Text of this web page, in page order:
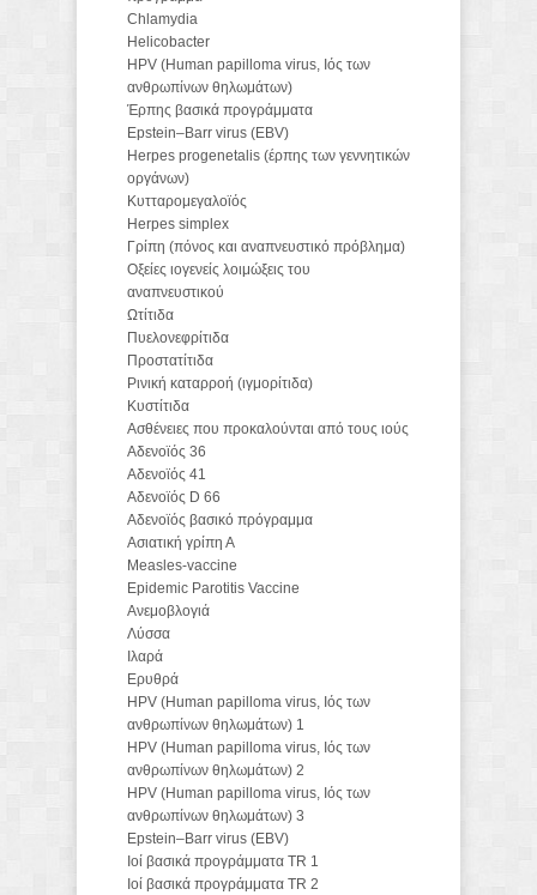
Chlamydia
Helicobacter
HPV (Human papilloma virus, Ιός των
ανθρωπίνων θηλωμάτων)
Έρπης βασικά προγράμματα
Epstein–Barr virus (EBV)
Herpes progenetalis (έρπης των γεννητικών
οργάνων)
Κυτταρομεγαλοϊός
Herpes simplex
Γρίπη (πόνος και αναπνευστικό πρόβλημα)
Οξείες ιογενείς λοιμώξεις του
αναπνευστικού
Ωτίτιδα
Πυελονεφρίτιδα
Προστατίτιδα
Ρινική καταρροή (ιγμορίτιδα)
Κυστίτιδα
Ασθένειες που προκαλούνται από τους ιούς
Αδενοϊός 36
Αδενοϊός 41
Αδενοϊός D 66
Αδενοϊός βασικό πρόγραμμα
Ασιατική γρίπη Α
Measles-vaccine
Epidemic Parotitis Vaccine
Aνεμοβλογιά
Λύσσα
Ιλαρά
Ερυθρά
HPV (Human papilloma virus, Ιός των
ανθρωπίνων θηλωμάτων) 1
HPV (Human papilloma virus, Ιός των
ανθρωπίνων θηλωμάτων) 2
HPV (Human papilloma virus, Ιός των
ανθρωπίνων θηλωμάτων) 3
Epstein–Barr virus (EBV)
Ιοί βασικά προγράμματα TR 1
Ιοί βασικά προγράμματα TR 2